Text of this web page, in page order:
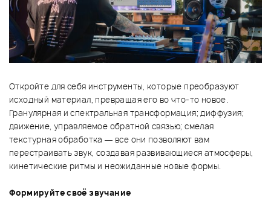
Откройте для себя инструменты, которые преобразуют
исходный материал, превращая его во что-то новое.
Гранулярная и спектральная трансформация; диффузия;
движение, управляемое обратной связью; смелая
текстурная обработка — все они позволяют вам
перестраивать звук, создавая развивающиеся атмосферы,
кинетические ритмы и неожиданные новые формы.
Формируйте своё звучание